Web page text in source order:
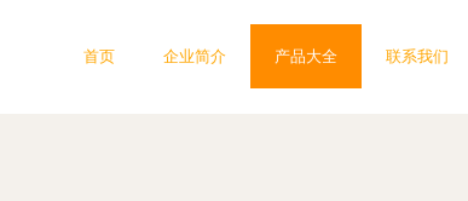
首页 企业简介 产品大全 联系我们